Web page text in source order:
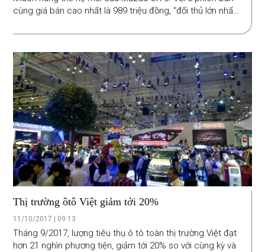
cùng giá bán cao nhất là 989 triệu đồng, “đối thủ lớn nhất”
với mức giá dưới 1,1 tỷ đồng mà Honda đặt cho CR-V thế
Thị trường ôtô Việt giảm tới 20%
11/10/2017 | 09:13
Tháng 9/2017, lượng tiêu thụ ô tô toàn thị trường Việt đạt
hơn 21 nghìn phương tiện, giảm tới 20% so với cùng kỳ và